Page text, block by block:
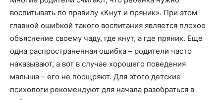
воспитывать по правилу «Кнут и пряник». При этом
главной ошибкой такого воспитания является плохое
объяснение своему чаду, где кнут, а где пряник. Еще
одна распространенная ошибка – родители часто
наказывают, а вот в случае хорошего поведения
малыша – его не поощряют. Для этого детские
психологи рекомендуют для начала разобраться в